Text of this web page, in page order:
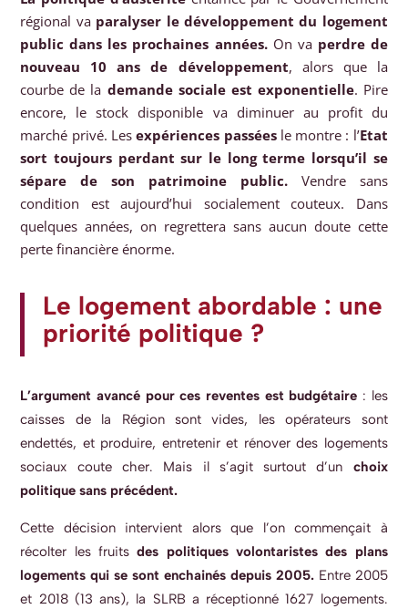
régional va paralyser le développement du logement
public dans les prochaines années. On va perdre de
nouveau 10 ans de développement, alors que la
courbe de la demande sociale est exponentielle. Pire
encore, le stock disponible va diminuer au profit du
marché privé. Lesexpériences passéesle montre : l’Etat
sort toujours perdant sur le long terme lorsqu’il se
sépare de son patrimoine public.Vendre sans
condition est aujourd’hui socialement couteux. Dans
quelques années, on regrettera sans aucun doute cette
perte financière énorme.
Le logement abordable : une
priorité politique ?
L’argument avancé pour ces reventes est budgétaire : les
caisses de la Région sont vides, les opérateurs sont
endettés, et produire, entretenir et rénover des logements
sociaux coute cher. Mais il s’agit surtout d’un choix
politique sans précédent.
Cette décision intervient alors que l’on commençait à
récolter les fruitsdes politiques volontaristes des plans
logements qui se sont enchainés depuis 2005.Entre 2005
et 2018 (13 ans), la SLRB a réceptionné 1627 logements.